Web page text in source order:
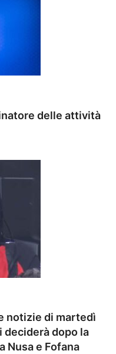
delle attività
notizie di martedì
deciderà dopo la
Nusa e Fofana